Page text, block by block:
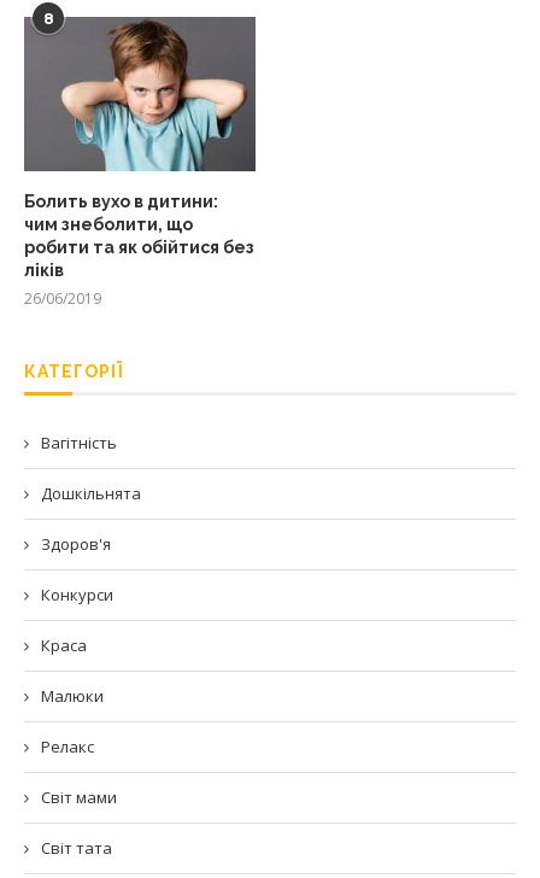
8
Болить вухо в дитини:
чим знеболити, що
робити та як обійтися без
ліків
26/06/2019
КАТЕГОРІЇ
Вагітність
Дошкільнята
Здоров'я
Конкурси
Краса
Малюки
Релакс
Світ мами
Світ тата